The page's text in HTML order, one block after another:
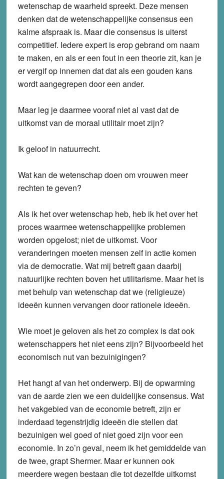
wetenschap de waarheid spreekt. Deze mensen
denken dat de wetenschappelijke consensus een
kalme afspraak is. Maar die consensus is uiterst
competitief. Iedere expert is erop gebrand om naam
te maken, en als er een fout in een theorie zit, kan je
er vergif op innemen dat dat als een gouden kans
wordt aangegrepen door een ander.
Maar leg je daarmee vooraf niet al vast dat de
uitkomst van de moraal utilitair moet zijn?
Ik geloof in natuurrecht.
Wat kan de wetenschap doen om vrouwen meer
rechten te geven?
Als ik het over wetenschap heb, heb ik het over het
proces waarmee wetenschappelijke problemen
worden opgelost; niet de uitkomst. Voor
veranderingen moeten mensen zelf in actie komen
via de democratie. Wat mij betreft gaan daarbij
natuurlijke rechten boven het utilitarisme. Maar het is
met behulp van wetenschap dat we (religieuze)
ideeën kunnen vervangen door rationele ideeën.
Wie moet je geloven als het zo complex is dat ook
wetenschappers het niet eens zijn? Bijvoorbeeld het
economisch nut van bezuinigingen?
Het hangt af van het onderwerp. Bij de opwarming
van de aarde zien we een duidelijke consensus. Wat
het vakgebied van de economie betreft, zijn er
inderdaad tegenstrijdig ideeën die stellen dat
bezuinigen wel goed of niet goed zijn voor een
economie. In zo’n geval, neem ik het gemiddelde van
de twee, grapt Shermer. Maar er kunnen ook
meerdere wegen bestaan die tot dezelfde uitkomst